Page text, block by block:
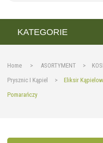
KATEGORIE
Home > ASORTYMENT >
Prysznic I Kąpiel
>
Eliksir
Pomarańczy